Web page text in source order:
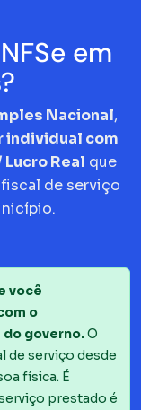
em
Nacional,
individual com
Real que
de serviço
você
o
governo.O
de serviço desde
física. É
prestado é